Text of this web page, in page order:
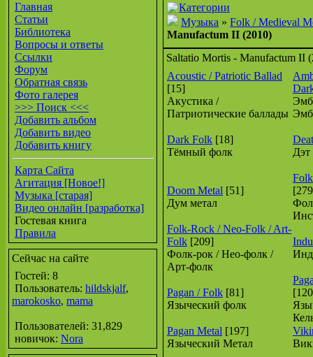
Главная
Статьи
Библиотека
Вопросы и ответы
Ссылки
Форум
Обратная связь
Фото галерея
>>> Поиск <<<
Добавить альбом
Добавить видео
Добавить книгу
Карта Сайта
Агитация [Новое!]
Музыка [старая]
Видео онлайн [разработка]
Гостевая книга
Правила
Сейчас на сайте
Гостей: 8
Пользователь: hildskjalf,
marokosko, mama
Пользователей: 31,829
новичок: Nora
Категории
Музыка » Folk / Medieval
Manufactum II (2010)
Saltatio Mortis - Manufactum II
Acoustic / Patriotic Ballad
[15]
Акустика /
Патриотические баллады
Dark Folk [18]
Тёмный фолк
Дэт
Doom Metal [51]
Дум метал
Folk-Rock / Neo-Folk / Art-
Folk [209]
Фолк-рок / Нео-фолк /
Арт-фолк
Pagan / Folk [81]
Языческий фолк
Pagan Metal [197]
Языческий Метал